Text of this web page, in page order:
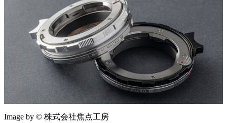
Image by © 株式会社焦点工房